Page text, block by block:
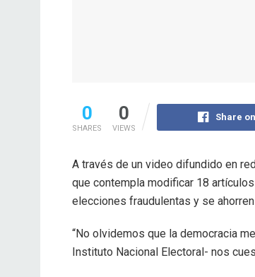
0
SHARES
0
VIEWS
Share
A través de un video difundido en
que contempla modificar 18
elecciones fraudulentas y se
“No olvidemos que la democracia
Instituto Nacional Electoral- nos